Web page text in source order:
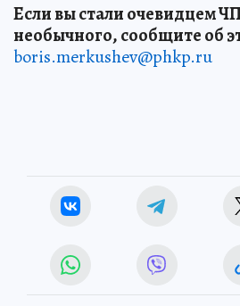
Если вы стали очевидцем
необычного, сообщите об
boris.merkushev@phkp.ru